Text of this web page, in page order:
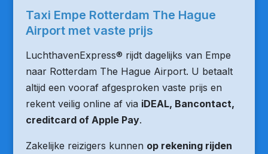
Taxi Empe Rotterdam The Hague
Airport met vaste prijs
LuchthavenExpress® rijdt dagelijks van Empe
naar Rotterdam The Hague Airport. U betaalt
altijd een vooraf afgesproken vaste prijs en
rekent veilig online af via iDEAL, Bancontact,
creditcard of Apple Pay.
Zakelijke reizigers kunnen op rekening rijden